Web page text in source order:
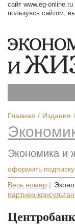
сайт www.eg-
пользуясь сайтом,
Главная Издания
Экономика и
оформить подписку
Весь номер
партнер-